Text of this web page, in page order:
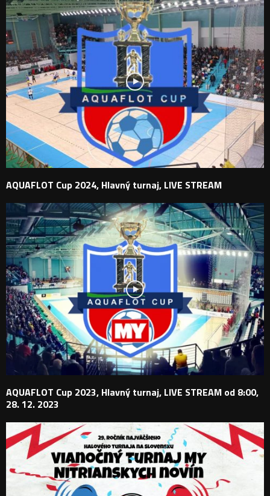
AQUAFLOT Cup 2024, Hlavný turnaj, LIVE STREAM
AQUAFLOT Cup 2023, Hlavný turnaj, LIVE STREAM od 8:00,
28. 12. 2023